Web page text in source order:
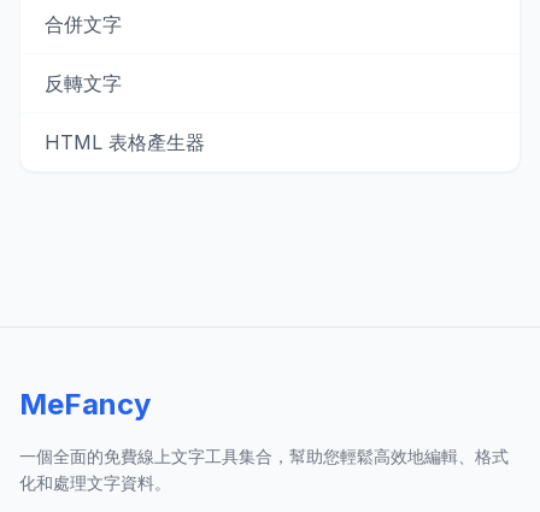
合併文字
反轉文字
HTML 表格產生器
MeFancy
一個全面的免費線上文字工具集合，幫助您輕鬆高效地編輯、格式
化和處理文字資料。